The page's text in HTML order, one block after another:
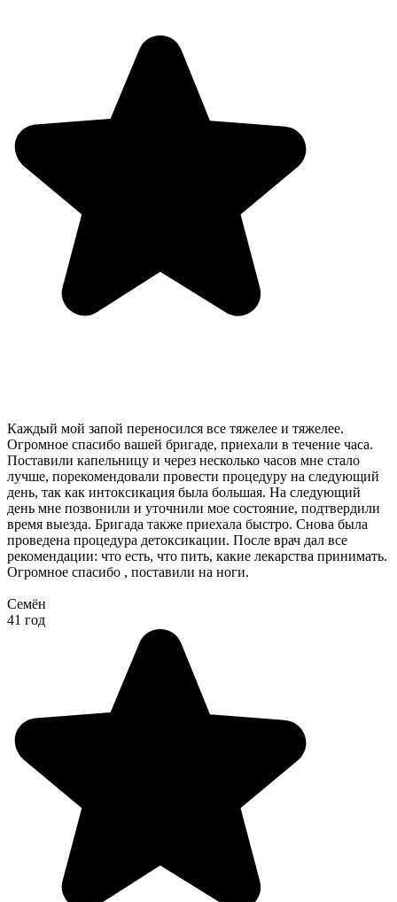
Каждый мой запой переносился все тяжелее и тяжелее.
Огромное спасибо вашей бригаде, приехали в течение часа.
Поставили капельницу и через несколько часов мне стало
лучше, порекомендовали провести процедуру на следующий
день, так как интоксикация была большая. На следующий
день мне позвонили и уточнили мое состояние, подтвердили
время выезда. Бригада также приехала быстро. Снова была
проведена процедура детоксикации. После врач дал все
рекомендации: что есть, что пить, какие лекарства принимать.
Огромное спасибо , поставили на ноги.
Семён
41 год